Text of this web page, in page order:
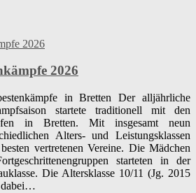
2026
in Bretten Der alljährliche
startete traditionell mit den
in Bretten. Mit insgesamt neun
Alters- und Leistungsklassen
vertretenen Vereine. Die Mädchen
starteten in der
Die Altersklasse 10/11 (Jg. 2015
dabei…